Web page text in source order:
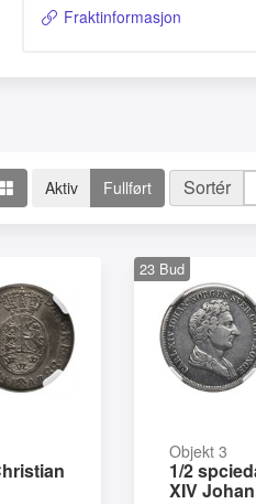
Fraktinformasjon
Aktiv Fullført Sortér
23 Bud
Objekt 3
1/2
XIV